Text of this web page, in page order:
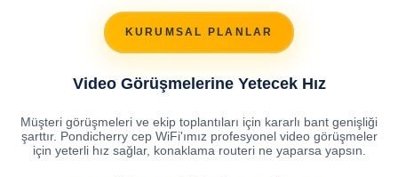
KURUMSAL PLANLAR
Video Görüşmelerine Yetecek Hız
Müşteri görüşmeleri ve ekip toplantıları için kararlı bant genişliği
şarttır. Pondicherry cep WiFi'ımız profesyonel video görüşmeler
için yeterli hız sağlar, konaklama routeri ne yaparsa yapsın.